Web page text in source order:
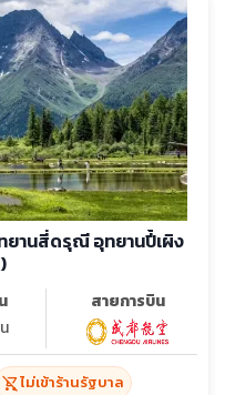
ยานสี่ดรุณี อุทยานปี้เผิง
สายการบิน
shopping_cart_offไม่เข้าร้านรัฐบาล